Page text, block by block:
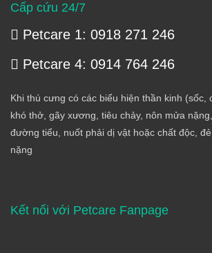
Cấp cứu 24/7
Petcare 1: 0918 271 246
Petcare 4: 0914 764 246
Khi thú cưng có các biểu hiện thần kinh (sốc,
khó thở, gãy xương, tiêu chảy, nôn mửa
đường tiểu, nuốt phải dị vật hoặc chất độc,
nặng
Kết nối với Petcare Fanpage